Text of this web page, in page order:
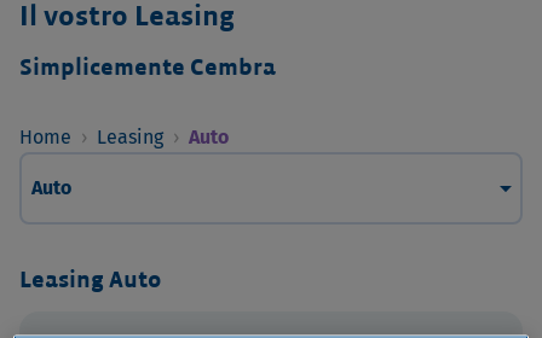
Il vostro Leasing
Simplicemente Cembra
Home › Leasing › Auto
arrow_drop_down
Auto
Leasing Auto